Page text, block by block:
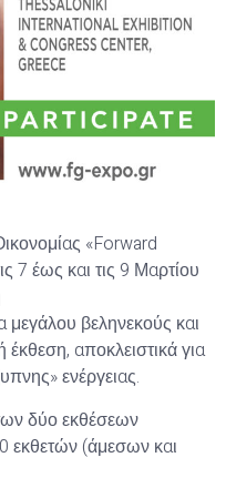
«Forward
7 έως και τις 9 Μαρτίου
μεγάλου βεληνεκούς και
αποκλειστικά για
ενέργειας.
δύο εκθέσεων
εκθετών (άμεσων και